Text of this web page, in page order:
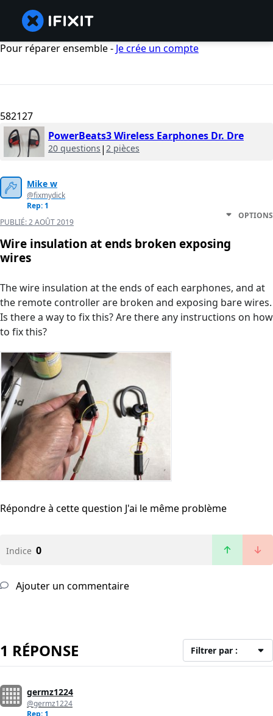
Pour réparer ensemble - Je crée un compte
582127
PowerBeats3 Wireless Earphones Dr. Dre
20 questions | 2 pièces
Mike w
@fixmydick
Rep: 1
PUBLIÉ:2 AOÛT 2019
OPTIONS
Wire insulation at ends broken exposing
wires
The wire insulation at the ends of each earphones, and at
the remote controller are broken and exposing bare wires.
Is there a way to fix this? Are there any instructions on how
to fix this?
Répondre à cette question J'ai le même problème
Indice 0
Ajouter un commentaire
1 RÉPONSE Filtrer par :
germz1224
@germz1224
Rep: 1